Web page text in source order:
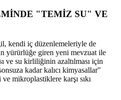
"TEMİZ SU" VE
kendi iç düzenlemeleriyle de
yürürlüğe giren yeni mevzuat ile
ve su kirliliğinin azaltılması için
kadar kalıcı kimyasallar"
mikroplastiklere karşı sıkı